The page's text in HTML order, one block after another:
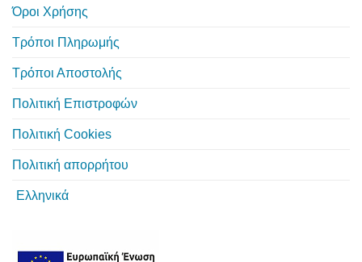
Όροι Χρήσης
Τρόποι Πληρωμής
Τρόποι Αποστολής
Πολιτική Επιστροφών
Πολιτική Cookies
Πολιτική απορρήτου
Ελληνικά